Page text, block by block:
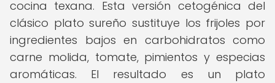
cocina texana. Esta versión cetogénica del
clásico plato sureño sustituye los frijoles por
ingredientes bajos en carbohidratos como
carne molida, tomate, pimientos y especias
aromáticas. El resultado es un plato